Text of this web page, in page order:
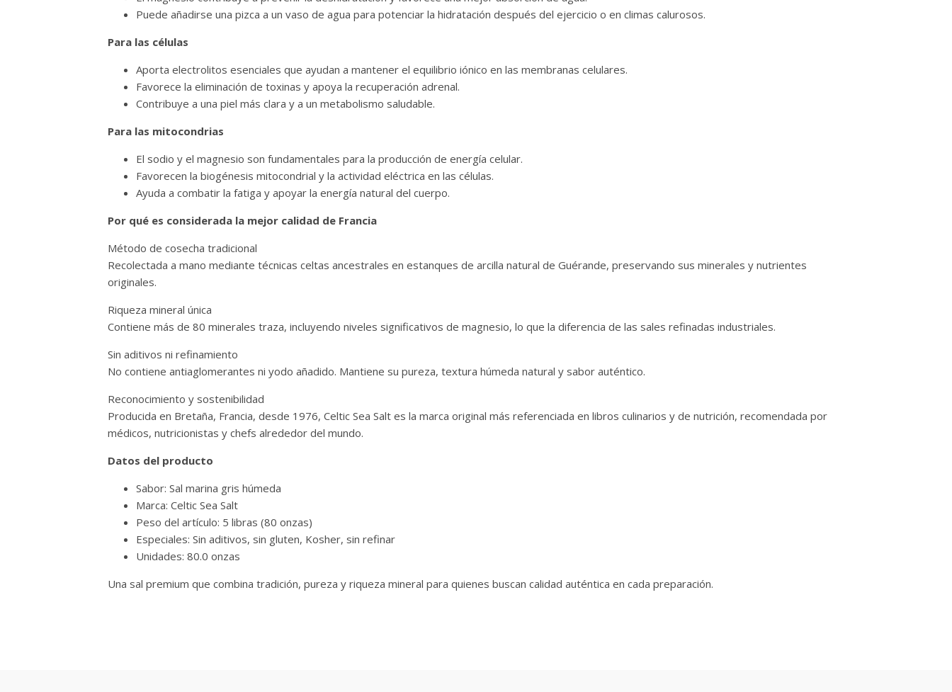
Puede añadirse una pizca a un vaso de agua para potenciar la hidratación después del ejercicio o en climas calurosos.
Para las células
Aporta electrolitos esenciales que ayudan a mantener el equilibrio iónico en las membranas celulares.
Favorece la eliminación de toxinas y apoya la recuperación adrenal.
Contribuye a una piel más clara y a un metabolismo saludable.
Para las mitocondrias
El sodio y el magnesio son fundamentales para la producción de energía celular.
Favorecen la biogénesis mitocondrial y la actividad eléctrica en las células.
Ayuda a combatir la fatiga y apoyar la energía natural del cuerpo.
Por qué es considerada la mejor calidad de Francia
Método de cosecha tradicional
Recolectada a mano mediante técnicas celtas ancestrales en estanques de arcilla natural de Guérande, preservando sus minerales y nutrientes
originales.
Riqueza mineral única
Contiene más de 80 minerales traza, incluyendo niveles significativos de magnesio, lo que la diferencia de las sales refinadas industriales.
Sin aditivos ni refinamiento
No contiene antiaglomerantes ni yodo añadido. Mantiene su pureza, textura húmeda natural y sabor auténtico.
Reconocimiento y sostenibilidad
Producida en Bretaña, Francia, desde 1976, Celtic Sea Salt es la marca original más referenciada en libros culinarios y de nutrición, recomendada por
médicos, nutricionistas y chefs alrededor del mundo.
Datos del producto
Sabor: Sal marina gris húmeda
Marca: Celtic Sea Salt
Peso del artículo: 5 libras (80 onzas)
Especiales: Sin aditivos, sin gluten, Kosher, sin refinar
Unidades: 80.0 onzas
Una sal premium que combina tradición, pureza y riqueza mineral para quienes buscan calidad auténtica en cada preparación.